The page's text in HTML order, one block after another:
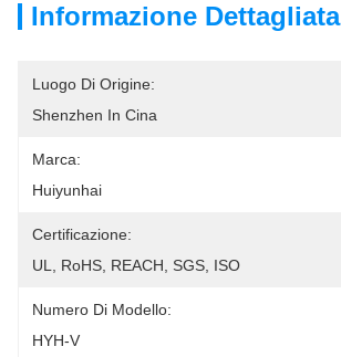
Informazione Dettagliata
Luogo Di Origine:
Shenzhen In Cina
Marca:
Huiyunhai
Certificazione:
UL, RoHS, REACH, SGS, ISO
Numero Di Modello:
HYH-V